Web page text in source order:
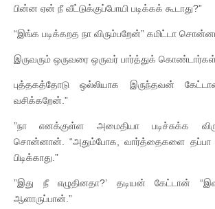
பின்ன ஏன் நீ வீட்டுக்குப்போயி படிக்கக் கூடாது?”
“இங்க படிக்கறத நா விரும்பறேன்” கமிட்டா
இருவரும் ஒருவரை ஒருவர் பார்த்துக்
புத்தகத்தோடு ஒல்லியாக இருந்தவன்
வசிக்கறேன்.”
”நா எனக்குள்ள அமைதியா படிச்சுக்க
சொன்னான். “அதும்போக, வார்த்தைகளை தப்பா
பிடிக்காது.”
”இது நீ எழுதினதா?’ தடியன் கேட்டான்
ஆளாருப்பான்.”